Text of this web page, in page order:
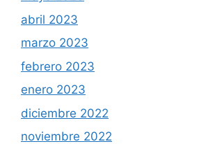
abril 2023
marzo 2023
febrero 2023
enero 2023
diciembre 2022
noviembre 2022